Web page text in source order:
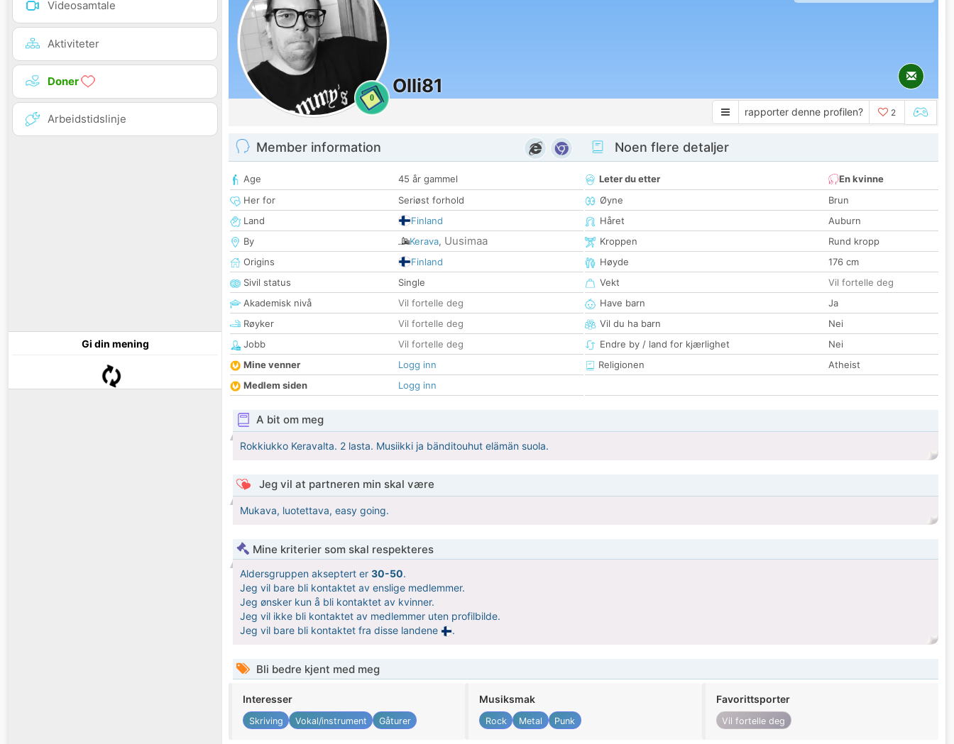
Videosamtale
Aktiviteter
Doner
Arbeidstidslinje
Gi din mening
0
Olli81
rapporter denne profilen? 2
Member information
Age
45 år gammel
Her for
Seriøst forhold
Land
Finland
By
Kerava, Uusimaa
Origins
Finland
Sivil status
Single
Akademisk nivå
Vil fortelle deg
Røyker
Vil fortelle deg
Jobb
Vil fortelle deg
Mine venner
Logg inn
Medlem siden
Logg inn
Noen flere detaljer
Leter du etter
En kvinne
Øyne
Brun
Håret
Auburn
Kroppen
Rund kropp
Høyde
176 cm
Vekt
Vil fortelle deg
Have barn
Ja
Vil du ha barn
Nei
Endre by / land for kjærlighet
Nei
Religionen
Atheist
A bit om meg
Rokkiukko Keravalta. 2 lasta. Musiikki ja bänditouhut elämän suola.
Jeg vil at partneren min skal være
Mukava, luotettava, easy going.
Mine kriterier som skal respekteres
Aldersgruppen akseptert er 30-50.
Jeg vil bare bli kontaktet av enslige medlemmer.
Jeg ønsker kun å bli kontaktet av kvinner.
Jeg vil ikke bli kontaktet av medlemmer uten profilbilde.
Jeg vil bare bli kontaktet fra disse landene
.
Bli bedre kjent med meg
Interesser
Skriving Vokal/instrument Gåturer
Musiksmak
Rock Metal Punk
Favorittsporter
Vil fortelle deg